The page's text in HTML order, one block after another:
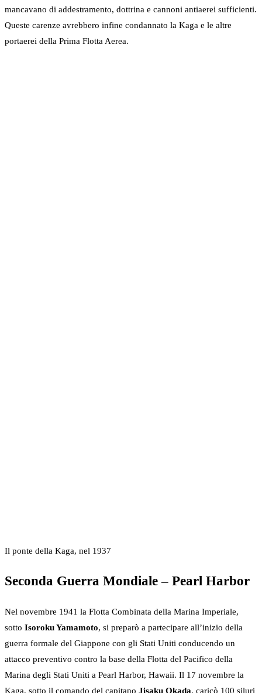
mancavano di addestramento, dottrina e cannoni antiaerei sufficienti.
Queste carenze avrebbero infine condannato la Kaga e le altre
portaerei della Prima Flotta Aerea.
Il ponte della Kaga, nel 1937
Seconda Guerra Mondiale – Pearl Harbor
Nel novembre 1941 la Flotta Combinata della Marina Imperiale,
sotto Isoroku Yamamoto, si preparò a partecipare all’inizio della
guerra formale del Giappone con gli Stati Uniti conducendo un
attacco preventivo contro la base della Flotta del Pacifico della
Marina degli Stati Uniti a Pearl Harbor, Hawaii. Il 17 novembre la
Kaga, sotto il comando del capitano Jisaku Okada, caricò 100 siluri